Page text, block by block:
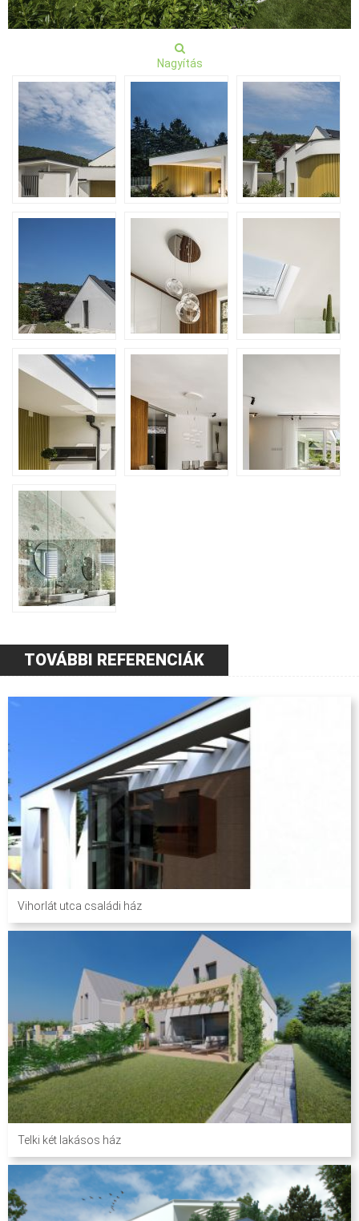
Nagyítás
TOVÁBBI REFERENCIÁK
Vihorlát utca családi ház
Telki két lakásos ház